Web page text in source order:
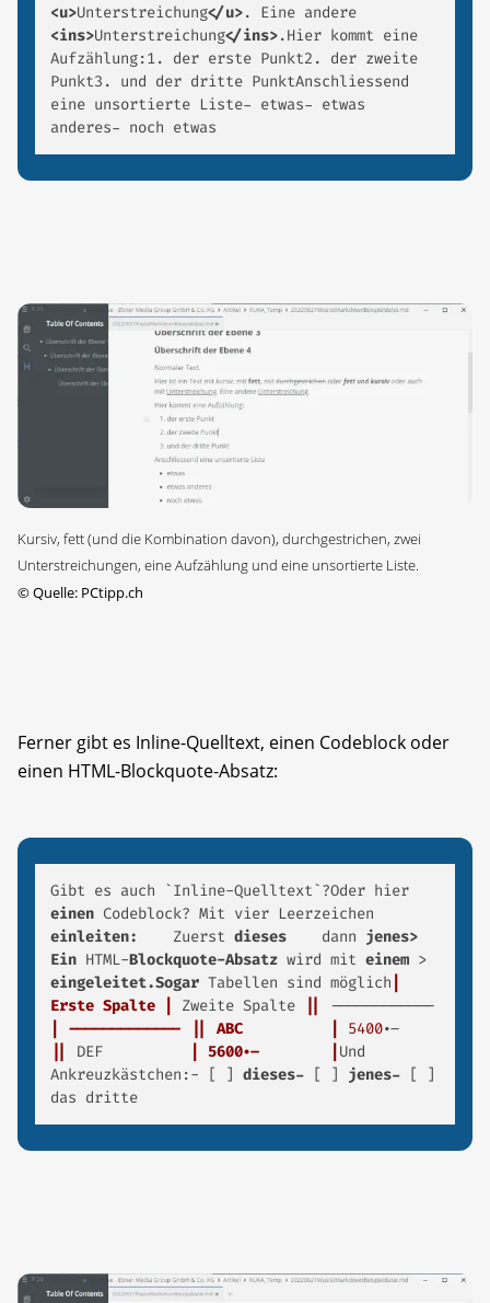
<u>Unterstreichung</u>
<ins>Unterstreichung</ins>.Hier kommt eine
Aufzählung:1. der erste Punkt2. der zweite
Punkt3. und der dritte PunktAnschliessend
eine unsortierte Liste- etwas- etwas
anderes- noch etwas
Kursiv, fett (und die Kombination davon), durchgestrichen, zwei
Unterstreichungen, eine Aufzählung und eine unsortierte Liste.
©Quelle: PCtipp.ch
Ferner gibt es Inline-Quelltext, einen Codeblock oder
einen HTML-Blockquote-Absatz:
einen
einleiten:
   Zuerst
dieses
   dann
Ein HTML-Blockquote-Absatz wird mit einem
eingeleitet.Sogar Tabellen sind möglich
Erste Spalte |
Zweite Spalte
| ------------- |
| ABC          | 5400
DEF | 5600.-        | Und
Ankreuzkästchen:- [ ] dieses- [ ] jenes- [ ]
das dritte